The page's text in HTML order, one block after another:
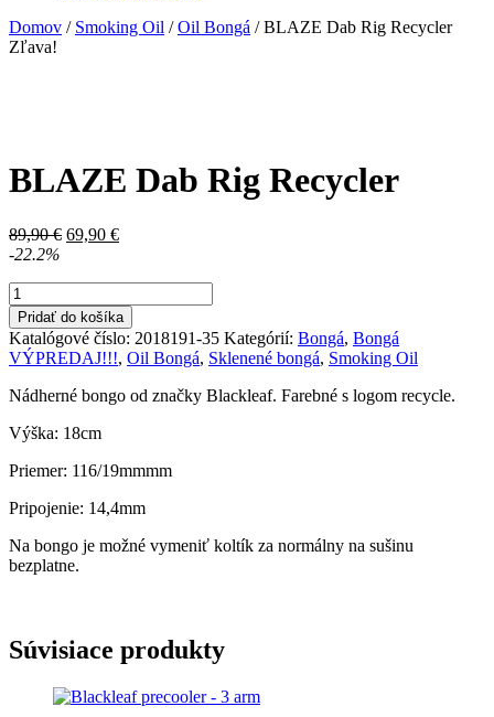
Domov / Smoking Oil /Oil Bongá / BLAZE Dab Rig Recycler
Zľava!
BLAZE Dab Rig Recycler
89,90€ Pôvodná
69,90 €Aktuálna
-22.2%
množstvo
BLAZE
Dab
Rig
Recycler
Pridať do košíka
Katalógové číslo: 2018191-35 Kategórií: Bongá, Bongá
VÝPREDAJ!!!, Oil Bongá, Sklenené bongá, Smoking Oil
Nádherné bongo od značky Blackleaf. Farebné s logom recycle.
Výška: 18cm
Priemer: 116/19mmmm
Pripojenie: 14,4mm
Na bongo je možné vymeniť koltík za normálny na sušinu
bezplatne.
Súvisiace produkty